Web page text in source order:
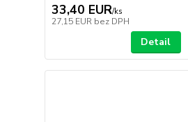
33,40 EUR/ks
27,15 EUR bez DPH
Detail